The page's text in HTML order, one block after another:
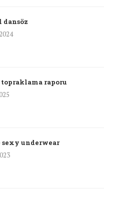
dansöz
raporu
sexy underwear